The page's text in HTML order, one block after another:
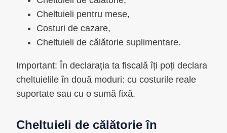
Cheltuieli pentru mese,
Costuri de cazare,
Cheltuieli de călătorie suplimentare.
Important: În declarația ta fiscală îți poți declara
cheltuielile în două moduri: cu costurile reale
suportate sau cu o sumă fixă.
Cheltuieli de călătorie în